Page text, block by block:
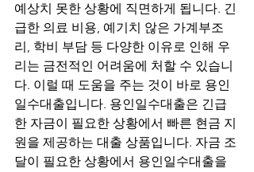
예상치 못한 상황에 직면하게 됩니다. 긴
급한 의료 비용, 예기치 않은 가계부조
리, 학비 부담 등 다양한 이유로 인해 우
리는 금전적인 어려움에 처할 수 있습니
다. 이럴 때 도움을 주는 것이 바로 용인
일수대출입니다. 용인일수대출은 긴급
한 자금이 필요한 상황에서 빠른 현금 지
원을 제공하는 대출 상품입니다. 자금 조
달이 필요한 상황에서 용인일수대출을